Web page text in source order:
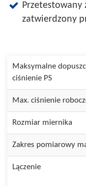
Przetestowany
zatwierdzony
Maksymalne
ciśnienie PS
Max. ciśnienie
Rozmiar miernika
Zakres pomiarowy
Lączenie